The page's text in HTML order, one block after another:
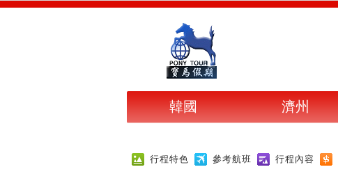
韓國 濟州
行程特色 參考航班 行程內容